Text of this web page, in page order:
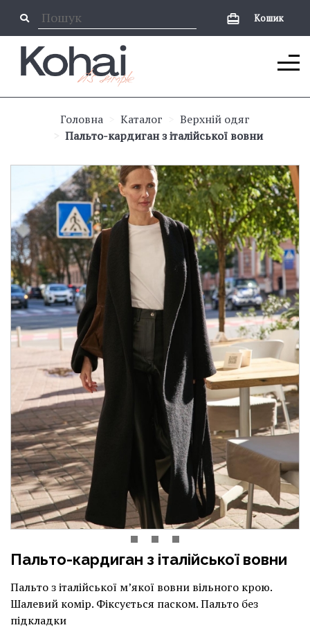
Кошик
Головна Каталог
Верхній одяг
Пальто-кардиган з італійської вовни
Пальто-кардиган з італійської вовни
Пальто з італійської мʼякої вовни вільного крою.
Шалевий комір. Фіксується паском. Пальто без
підкладки